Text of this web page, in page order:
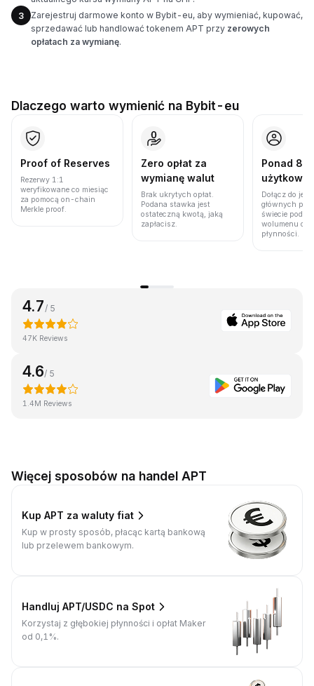
3
Zarejestruj darmowe konto w Bybit-eu, aby wymieniać, kupować,
sprzedawać lub handlować tokenem APT przy zerowych
opłatach za wymianę.
Dlaczego warto wymienić na Bybit-eu
Proof of Reserves
Rezerwy 1:1
weryfikowane co miesiąc
za pomocą on-chain
Merkle proof.
Zero opłat za
wymianę walut
Brak ukrytych opłat.
Podana stawka jest
ostateczną kwotą, jaką
zapłacisz.
Ponad 86
Dołącz do
głównych
świecie pod
wolumenu
płynności.
4.7 / 5
47K Reviews
4.6/ 5
1.4M Reviews
Więcej sposobów na handel APT
Kup APT za waluty fiat
Kup w prosty sposób, płacąc kartą bankową
lub przelewem bankowym.
Handluj APT/USDC na Spot
Korzystaj z głębokiej płynności i opłat Maker
od 0,1%.